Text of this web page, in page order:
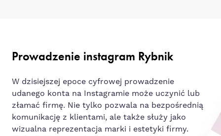
Prowadzenie instagram Rybnik
W dzisiejszej epoce cyfrowej prowadzenie
udanego konta na Instagramie może uczynić lub
złamać firmę. Nie tylko pozwala na bezpośrednią
komunikację z klientami, ale także służy jako
wizualna reprezentacja marki i estetyki firmy.